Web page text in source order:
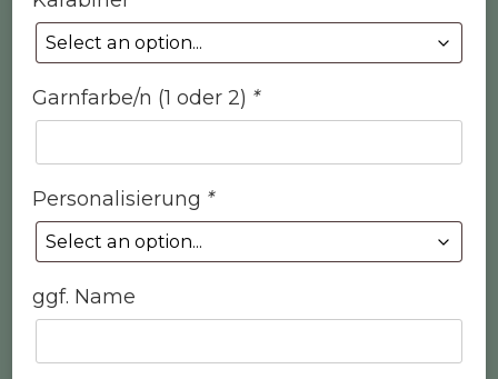
Garnfarbe/n (1 oder 2) *
Personalisierung *
ggf. Name